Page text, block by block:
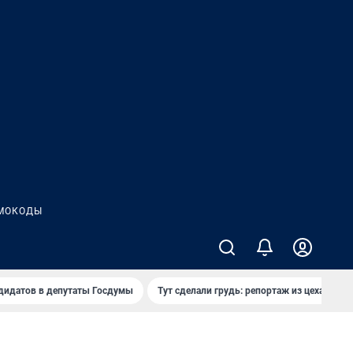
в депутаты Госдумы Тут сделали грудь: репортаж из цеха